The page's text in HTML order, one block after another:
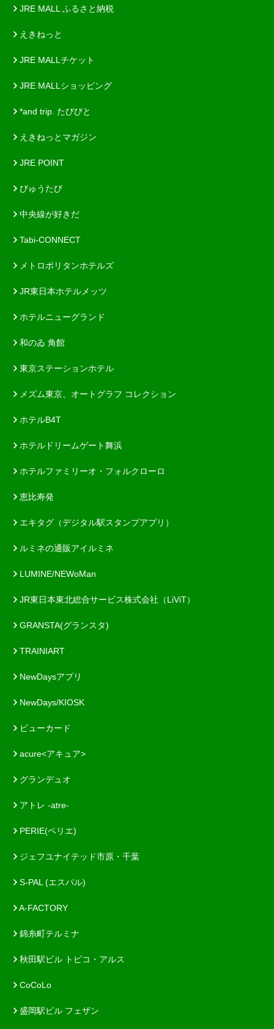
JRE MALL ふるさと納税
えきねっと
JRE MALLチケット
JRE MALLショッピング
*and trip. たびびと
えきねっとマガジン
JRE POINT
びゅうたび
中央線が好きだ
Tabi-CONNECT
メトロポリタンホテルズ
JR東日本ホテルメッツ
ホテルニューグランド
和のゐ 角館
東京ステーションホテル
メズム東京、オートグラフ コレクション
ホテルB4T
ホテルドリームゲート舞浜
ホテルファミリーオ・フォルクローロ
恵比寿発
エキタグ（デジタル駅スタンプアプリ）
ルミネの通販アイルミネ
LUMINE/NEWoMan
JR東日本東北総合サービス株式会社（LiViT）
GRANSTA(グランスタ)
TRAINIART
NewDaysアプリ
NewDays/KIOSK
ビューカード
acure<アキュア>
グランデュオ
アトレ -atre-
PERIE(ペリエ)
ジェフユナイテッド市原・千葉
S-PAL (エスパル)
A-FACTORY
錦糸町テルミナ
秋田駅ビル トピコ・アルス
CoCoLo
盛岡駅ビル フェザン